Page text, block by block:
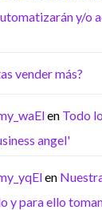
y/o
vender más?
en Todo
angel'
en
y para ello